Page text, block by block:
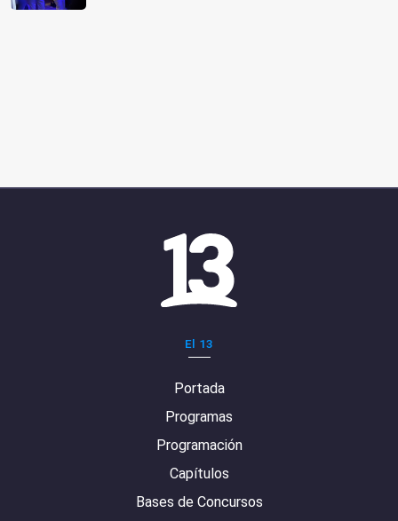
El 13
Portada
Programas
Programación
Capítulos
Bases de Concursos